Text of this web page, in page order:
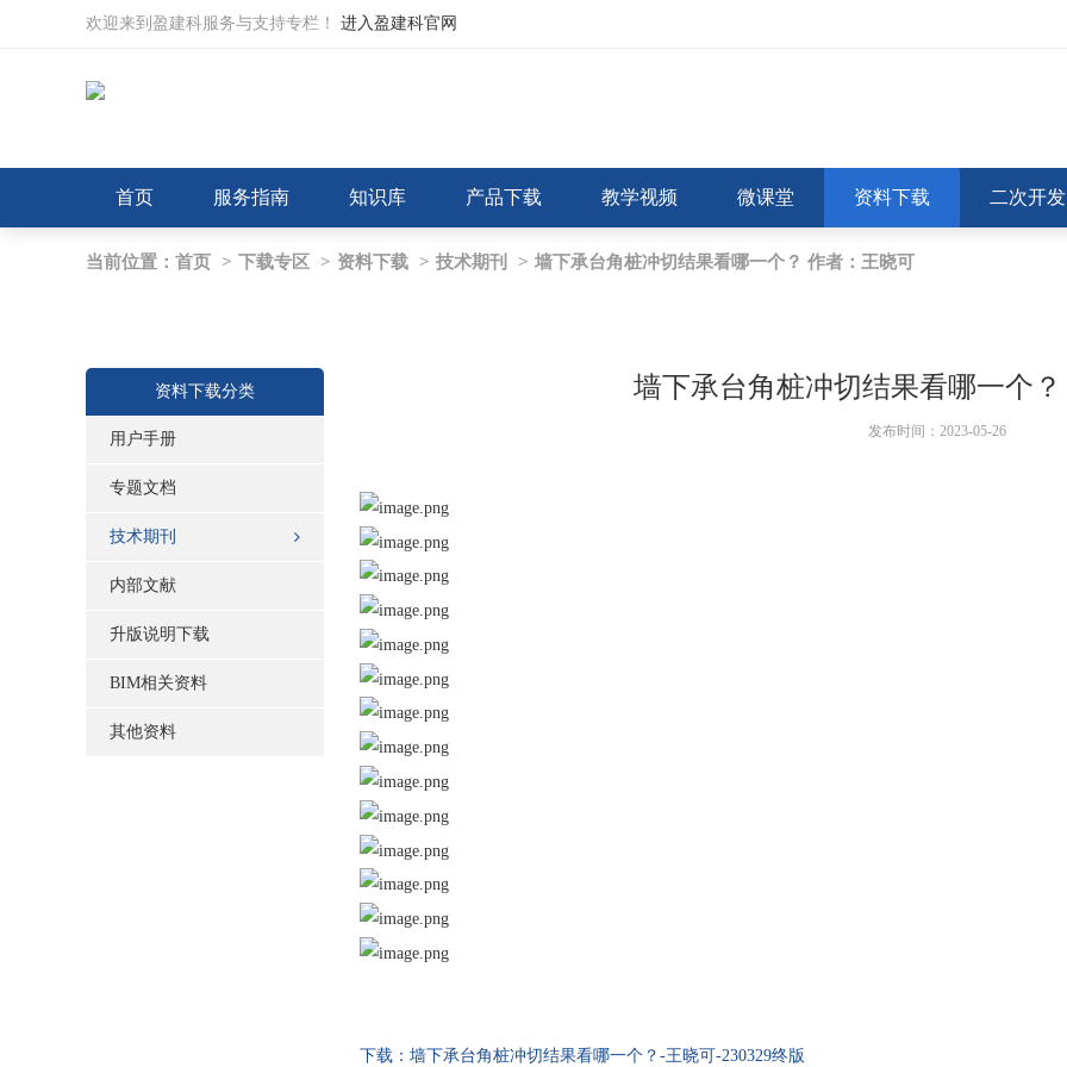
欢迎来到盈建科服务与支持专栏！ 进入盈建科官网
首页 服务指南 知识库 产品下载 教学视频 微课堂 资料下载 二次开发
当前位置： 首页 > 下载专区 > 资料下载 > 技术期刊 > 墙下承台角桩冲切结果看哪一个？ 作者：王晓可
资料下载分类
用户手册
专题文档
技术期刊
内部文献
升版说明下载
BIM相关资料
其他资料
墙下承台角桩冲切结果看哪一个
发布时间：2023-05-26
下载：墙下承台角桩冲切结果看哪一个？-王晓可-230329终版